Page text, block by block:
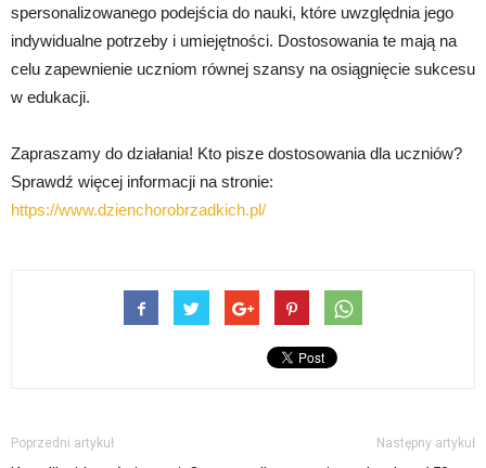
spersonalizowanego podejścia do nauki, które uwzględnia jego
indywidualne potrzeby i umiejętności. Dostosowania te mają na
celu zapewnienie uczniom równej szansy na osiągnięcie sukcesu
w edukacji.
Zapraszamy do działania! Kto pisze dostosowania dla uczniów?
Sprawdź więcej informacji na stronie:
https://www.dzienchorobrzadkich.pl/
Poprzedni artykuł Następny artykuł